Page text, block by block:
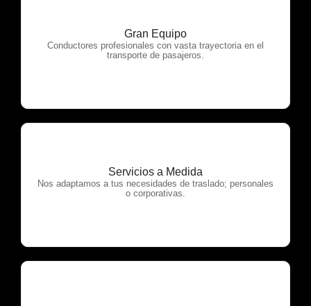
Gran Equipo
Conductores profesionales con vasta trayectoria en el
transporte de pasajeros.
OTP Servicios
Servicios a Medida
Nos adaptamos a tus necesidades de traslado; personales
o corporativas.
OTP Servicios